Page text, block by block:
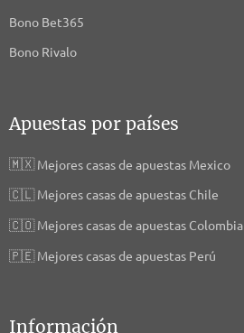
Bono Bet365
Bono Rivalo
Apuestas por países
🇲🇽Mejores casas de apuestas Mexico
🇨🇱Mejores casas de apuestas Chile
🇨🇴Mejores casas de apuestas Colombia
🇵🇪Mejores casas de apuestas Perú
Información